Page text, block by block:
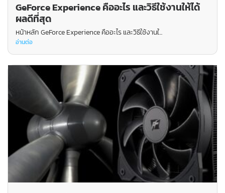
GeForce Experience คืออะไร และวิธีใช้งานให้ได้
ผลดีที่สุด
หน้าหลัก GeForce Experience คืออะไร และวิธีใช้งานใ...
อ่านต่อ